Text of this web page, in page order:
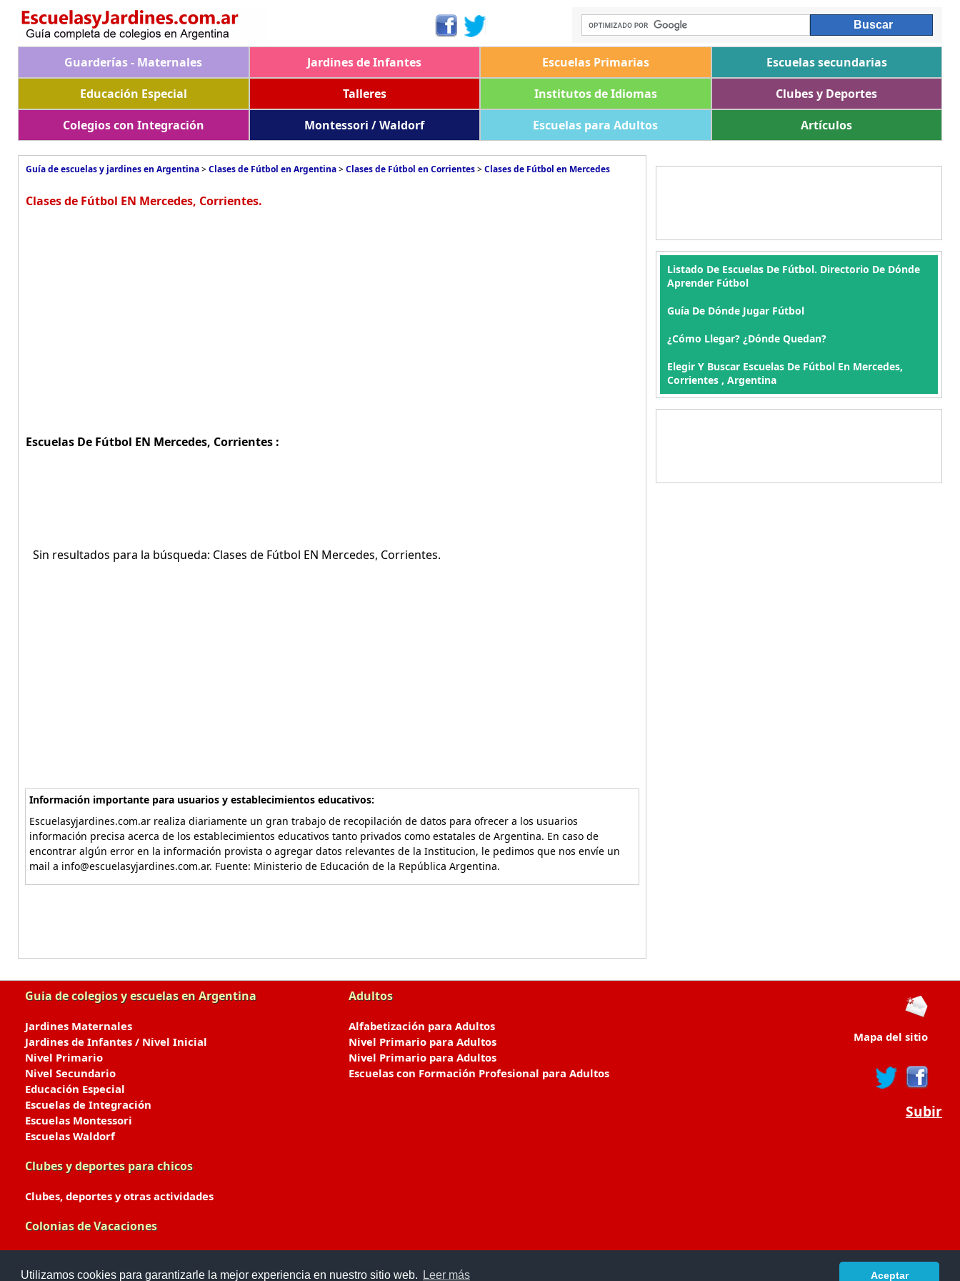
Utilizamos cookies para garantizarle la mejor experiencia en nuestro sitio web. Leer más Aceptar
Guarderías - Maternales Jardines de Infantes Escuelas Primarias
Escuelas secundarias
Educación Especial
Talleres Institutos de Idiomas
Clubes y Deportes
Colegios con Integración
Montessori / Waldorf Escuelas para Adultos Artículos
Guía de escuelas y jardines en Argentina>Clases de Fútbol en Argentina>Clases de Fútbol en Corrientes>Clases de Fútbol en Mercedes
Clases de Fútbol EN Mercedes, Corrientes.
Escuelas De Fútbol EN Mercedes, Corrientes :
Sin resultados para la búsqueda: Clases de Fútbol EN Mercedes, Corrientes.
Información importante para usuarios y establecimientos educativos:
Escuelasyjardines.com.ar realiza diariamente un gran trabajo de recopilación de datos para ofrecer a los usuarios
información precisa acerca de los establecimientos educativos tanto privados como estatales de Argentina. En caso de
encontrar algún error en la información provista o agregar datos relevantes de la Institucion, le pedimos que nos envíe un
mail a info@escuelasyjardines.com.ar. Fuente: Ministerio de Educación de la República Argentina.
Listado De Escuelas De Fútbol. Directorio De Dónde
Aprender Fútbol
Guía De Dónde Jugar Fútbol
¿Cómo Llegar? ¿Dónde Quedan?
Elegir Y Buscar Escuelas De Fútbol En Mercedes,
Corrientes , Argentina
Guia de colegios y escuelas en Argentina
Jardines Maternales
Jardines de Infantes / Nivel Inicial
Nivel Primario
Nivel Secundario
Educación Especial
Escuelas de Integración
Escuelas Montessori
Escuelas Waldorf
Clubes y deportes para chicos
Clubes, deportes y otras actividades
Colonias de Vacaciones
Adultos
Alfabetización para Adultos
Nivel Primario para Adultos
Nivel Primario para Adultos
Escuelas con Formación Profesional para Adultos
Mapa del sitio
Subir